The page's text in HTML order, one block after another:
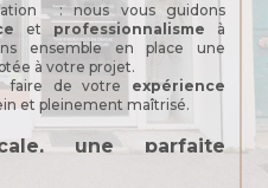
: nous vous guidons
et professionnalisme à
ensemble en place une
à votre projet.
faire de votre expérience
et pleinement maîtrisé.
une parfaite